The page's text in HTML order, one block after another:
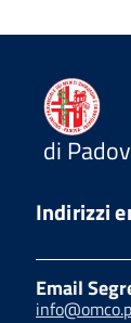
di
Indirizzi
Email